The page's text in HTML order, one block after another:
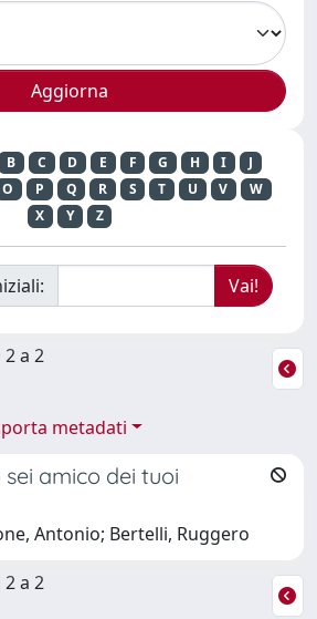
B C D E F G H I
J
O P Q R S T U V
W
X
Y Z
a 2
metadati
amico dei tuoi
Antonio; Bertelli, Ruggero
a 2